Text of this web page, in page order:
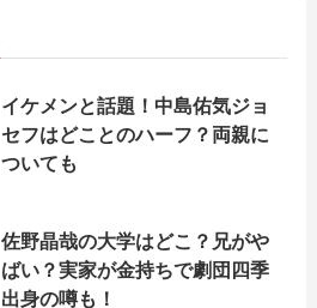
イケメンと話題！中島佑気ジョ
セフはどことのハーフ？両親に
ついても
佐野晶哉の大学はどこ？兄がや
ばい？実家が金持ちで劇団四季
出身の噂も！